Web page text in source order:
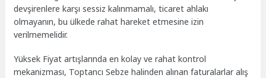
devşirenlere karşı sessiz kalınmamalı, ticaret ahlakı
olmayanın, bu ülkede rahat hareket etmesine izin
verilmemelidir.
Yüksek Fiyat artışlarında en kolay ve rahat kontrol
mekanizması, Toptancı Sebze halinden alınan faturalarlar alış